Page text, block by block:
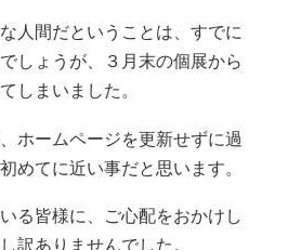
人間だということは、すでに
しょうが、３月末の個展から
しまいました。
ホームページを更新せずに過
めてに近い事だと思います。
る皆様に、ご心配をおかけし
訳ありませんでした。